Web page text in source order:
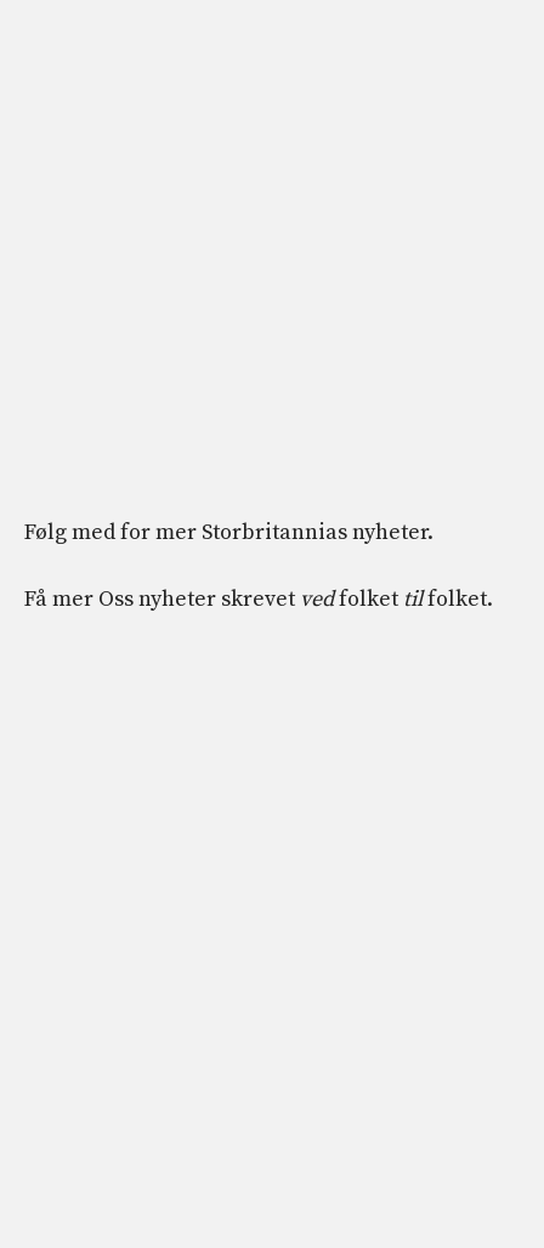
Følg med for mer Storbritannias nyheter.
Få mer Oss nyheter skrevet vedfolket tilfolket.